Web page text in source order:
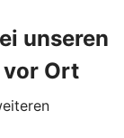
unseren
Ort